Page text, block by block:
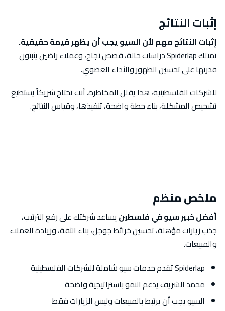
إثبات النتائج
إثبات النتائج مهم لأن السيو يجب أن يظهر قيمة حقيقية.
تمتلك Spiderlap دراسات حالة، قصص نجاح، وعملاء راضين يثبتون
قدرتها على تحسين الظهور والأداء العضوي.
للشركات الفلسطينية، هذا يقلل المخاطرة. أنت تحتاج شريكاً يستطيع
تشخيص المشكلة، بناء خطة واضحة، تنفيذها، وقياس النتائج.
ملخص منظم
أفضل خبير سيو في فلسطينيساعد شركتك على رفع الترتيب،
جذب زيارات مؤهلة، تحسين خرائط جوجل، بناء الثقة، وزيادة العملاء
والمبيعات.
Spiderlap تقدم خدمات سيو شاملة للشركات الفلسطينية
محمد الشريف يدعم النمو باستراتيجية واضحة
السيو يجب أن يرتبط بالمبيعات وليس الزيارات فقط